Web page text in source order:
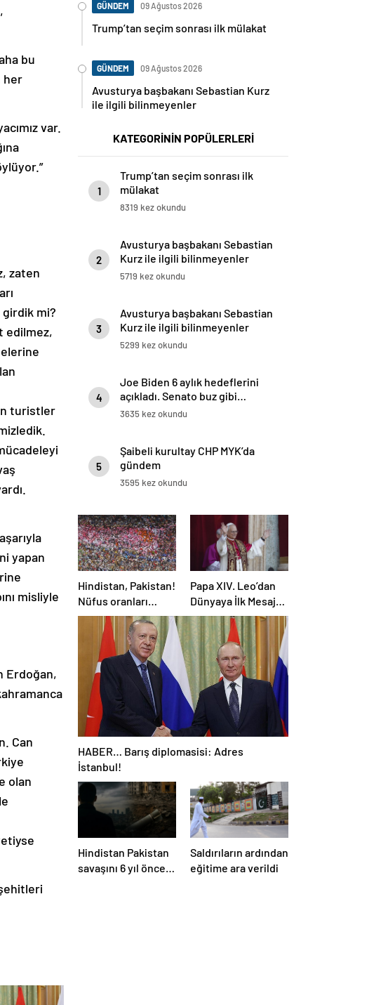
bu
her
var.
zaten
girdik mi?
edilmez,
turistler
yapan
misliyle
Erdoğan,
Can
olan
GÜNDEM 09 Ağustos 2026
Trump’tan seçim sonrası ilk mülakat
GÜNDEM 09 Ağustos 2026
Avusturya başbakanı Sebastian Kurz
ile ilgili bilinmeyenler
KATEGORİNİN POPÜLERLERİ
1
Trump’tan seçim sonrası ilk
mülakat
8319 kez okundu
2
Avusturya başbakanı Sebastian
Kurz ile ilgili bilinmeyenler
5719 kez okundu
3
Avusturya başbakanı Sebastian
Kurz ile ilgili bilinmeyenler
5299 kez okundu
4
Joe Biden 6 aylık hedeflerini
açıkladı. Senato buz gibi…
3635 kez okundu
5
Şaibeli kurultay CHP MYK’da
gündem
3595 kez okundu
Hindistan, Pakistan!
Nüfus oranları
açıklandı! İşte
Dünyanın en
kalabalık ülkesi!
Dünya haritası
ülkeler!
Papa XIV. Leo’dan
Dünyaya İlk Mesaj:
SAVAŞA SON
VERİN!
HABER… Barış diplomasisi: Adres
İstanbul!
Hindistan Pakistan
savaşını 6 yıl önce
Saldırıların ardından
eğitime ara verildi